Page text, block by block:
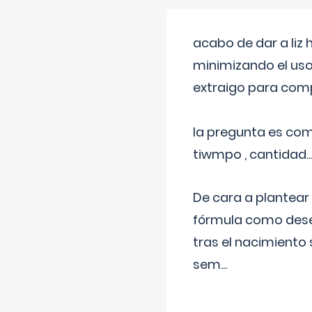
acabo de dar a liz
minimizando el
extraigo para
la pregunta es
tiwmpo ,
De cara a
fórmula como
tras el nacimiento
sem...